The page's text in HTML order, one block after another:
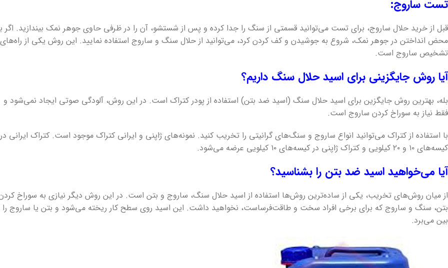
تست ساروج:
قبل از خرید حلال ساروج، برای تست می‌توانید قسمتی از سنگ را جدا کرده و پس از شستشو، آن را در ظرفی حاوی جوهر نمک بیندازید. اگر
محض انداختن در جوهر نمک، شروع به جوشیدن و کف کردن کرد، می‌توانید از حلال سنگ و ساروج استفاده نمایید. این روش یکی از راه‌های
تشخیص ساروج است.
آیا روش جایگزینی برای اسید حلال سنگ داریم؟
بله، بهترین روش جایگزین برای اسید حلال سنگ (اسید ضد بتن) استفاده از پودر کتراک است. در این روش، آلودگی صوتی ایجاد نمی‌شود و
فقط نیاز به سوراخ کردن ساروج است.
با استفاده از کتراک می‌توانید انواع ساروج و سنگ‌های گرانیتی را تخریب کنید. نمونه‌های ژاپنی و ایرانی کتراک موجود است. کتراک ایرانی در
کیسه‌های ۱۰ و ۲۰ کیلویی و کتراک ژاپنی در کیسه‌های ۱۰ کیلویی عرضه می‌شود.
آیا می‌خواهید اسید ضد بتن را بشناسید؟
از میان روش‌های تخریب، یکی از ساده‌ترین روش‌ها استفاده از اسید حلال سنگ، ساروج و بتن است. در این روش دیگر نیازی به سوراخ
بتن، سنگ و ساروج که برای برخی افراد سخت و طاقت‌فرساست، نخواهید داشت. این اسید روی سطح کار ریخته می‌شود و بتن یا ساروج را
بین می‌برد.